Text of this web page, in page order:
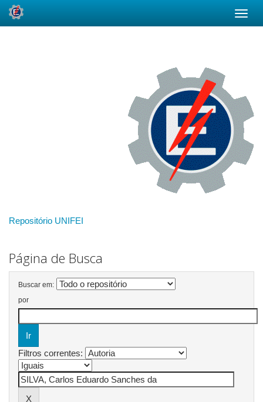
Repositório UNIFEI
Página de Busca
Buscar em:
por
Filtros correntes: